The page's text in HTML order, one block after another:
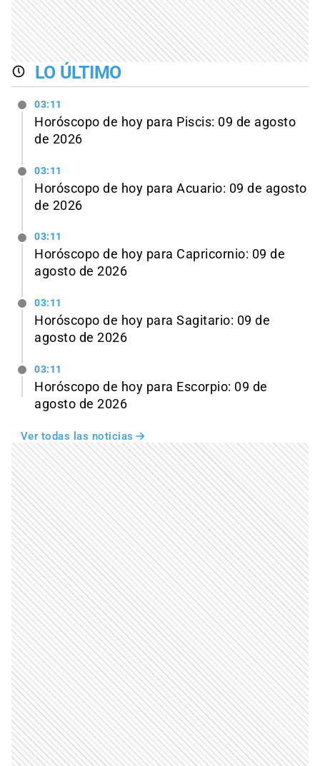
LO ÚLTIMO
03:11
Horóscopo de hoy para Piscis: 09 de agosto
de 2026
03:11
Horóscopo de hoy para Acuario: 09 de agosto
de 2026
03:11
Horóscopo de hoy para Capricornio: 09 de
agosto de 2026
03:11
Horóscopo de hoy para Sagitario: 09 de
agosto de 2026
03:11
Horóscopo de hoy para Escorpio: 09 de
agosto de 2026
Ver todas las noticias